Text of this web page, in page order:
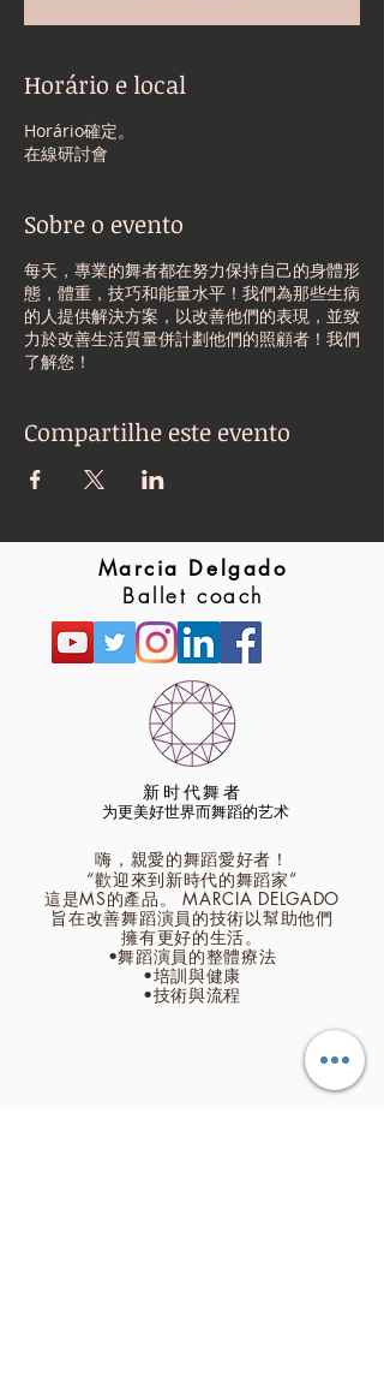
Horário e local
Horário確定。
在線研討會
Sobre o evento
每天，專業的舞者都在努力保持自己的身體形
態，體重，技巧和能量水平！我們為那些生病
的人提供解決方案，以改善他們的表現，並致
力於改善生活質量併計劃他們的照顧者！我們
了解您！
Compartilhe este evento
Marcia Delgado
Ballet coach
新时代舞者
为更美好世界而舞蹈的艺术
嗨，親愛的舞蹈愛好者！
“歡迎來到新時代的舞蹈家”
這是MS的產品。 MARCIA DELGADO
旨在改善舞蹈演員 的技術以幫助他們
擁有更好的生活。
•舞蹈演員的整體療法
•培訓與健康
•技術與流程